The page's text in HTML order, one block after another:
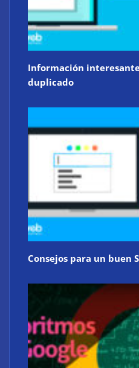
Información
duplicado
Consejos para un buen